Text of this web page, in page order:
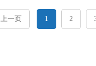
上一页 1 2